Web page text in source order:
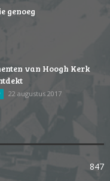
genoeg
van Hoogh Kerk
22 augustus 2017
847